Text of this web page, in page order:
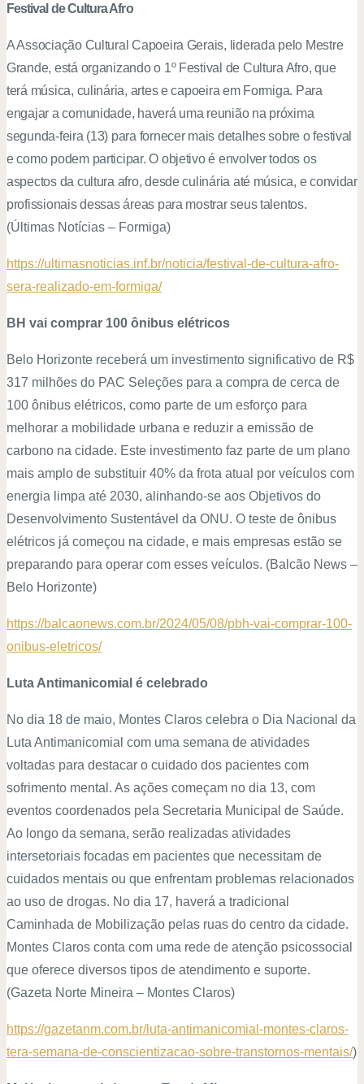
Festival de Cultura Afro
A Associação Cultural Capoeira Gerais, liderada pelo Mestre
Grande, está organizando o 1º Festival de Cultura Afro, que
terá música, culinária, artes e capoeira em Formiga. Para
engajar a comunidade, haverá uma reunião na próxima
segunda-feira (13) para fornecer mais detalhes sobre o festival
e como podem participar. O objetivo é envolver todos os
aspectos da cultura afro, desde culinária até música, e convidar
profissionais dessas áreas para mostrar seus talentos.
(Últimas Notícias – Formiga)
https://ultimasnoticias.inf.br/noticia/festival-de-cultura-afro-
sera-realizado-em-formiga/
BH vai comprar 100 ônibus elétricos
Belo Horizonte receberá um investimento significativo de R$
317 milhões do PAC Seleções para a compra de cerca de
100 ônibus elétricos, como parte de um esforço para
melhorar a mobilidade urbana e reduzir a emissão de
carbono na cidade. Este investimento faz parte de um plano
mais amplo de substituir 40% da frota atual por veículos com
energia limpa até 2030, alinhando-se aos Objetivos do
Desenvolvimento Sustentável da ONU. O teste de ônibus
elétricos já começou na cidade, e mais empresas estão se
preparando para operar com esses veículos. (Balcão News –
Belo Horizonte)
https://balcaonews.com.br/2024/05/08/pbh-vai-comprar-100-
onibus-eletricos/
Luta Antimanicomial é celebrado
No dia 18 de maio, Montes Claros celebra o Dia Nacional da
Luta Antimanicomial com uma semana de atividades
voltadas para destacar o cuidado dos pacientes com
sofrimento mental. As ações começam no dia 13, com
eventos coordenados pela Secretaria Municipal de Saúde.
Ao longo da semana, serão realizadas atividades
intersetoriais focadas em pacientes que necessitam de
cuidados mentais ou que enfrentam problemas relacionados
ao uso de drogas. No dia 17, haverá a tradicional
Caminhada de Mobilização pelas ruas do centro da cidade.
Montes Claros conta com uma rede de atenção psicossocial
que oferece diversos tipos de atendimento e suporte.
(Gazeta Norte Mineira – Montes Claros)
https://gazetanm.com.br/luta-antimanicomial-montes-claros-
tera-semana-de-conscientizacao-sobre-transtornos-mentais/)